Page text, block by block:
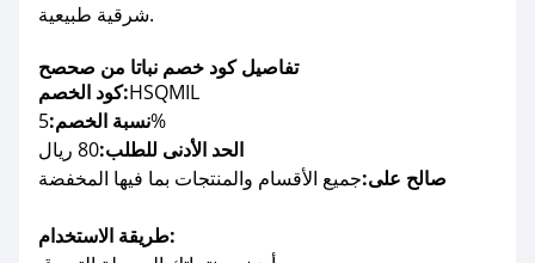
شرقية طبيعية.
تفاصيل كود خصم نباتا من صحصح
كود الخصم:HSQMIL
نسبة الخصم:5%
الحد الأدنى للطلب:80 ريال
صالح على:جميع الأقسام والمنتجات بما فيها المخفضة
طريقة الاستخدام: